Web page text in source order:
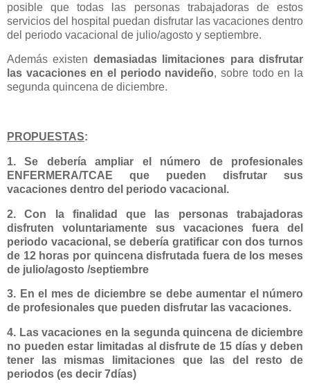
posible que todas las personas trabajadoras de estos
servicios del hospital puedan disfrutar las vacaciones dentro
del periodo vacacional de julio/agosto y septiembre.
Además existen demasiadas limitaciones para disfrutar
las vacaciones en el periodo navideño, sobre todo en la
segunda quincena de diciembre.
PROPUESTAS:
1. Se debería ampliar el número de profesionales
ENFERMERA/TCAE que pueden disfrutar sus
vacaciones dentro del periodo vacacional.
2. Con la finalidad que las personas trabajadoras
disfruten voluntariamente sus vacaciones fuera del
periodo vacacional, se debería gratificar con dos turnos
de 12 horas por quincena disfrutada fuera de los meses
de julio/agosto /septiembre
3. En el mes de diciembre se debe aumentar el número
de profesionales que pueden disfrutar las vacaciones.
4. Las vacaciones en la segunda quincena de diciembre
no pueden estar limitadas al disfrute de 15 días y deben
tener las mismas limitaciones que las del resto de
periodos (es decir 7días)